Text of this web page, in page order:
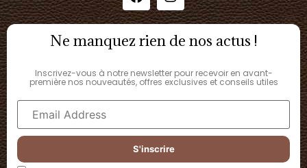
Ne manquez rien de nos actus !
Inscrivez-vous à notre newsletter pour recevoir en avant-
première nos nouveautés, offres exclusives et conseils utiles